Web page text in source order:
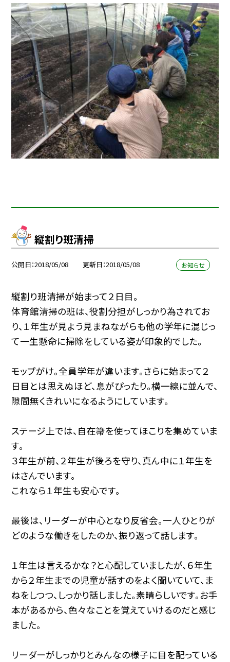
縦割り班清掃
公開日 2018/05/08 更新日 2018/05/08 お知らせ
縦割り班清掃が始まって２日目。
体育館清掃の班は、役割分担がしっかり為されてお
り、１年生が見よう見まねながらも他の学年に混じっ
て一生懸命に掃除をしている姿が印象的でした。
モップがけ。全員学年が違います。さらに始まって２
日目とは思えぬほど、息がぴったり。横一線に並んで、
隙間無くきれいになるようにしています。
ステージ上では、自在箒を使ってほこりを集めていま
す。
３年生が前、２年生が後ろを守り、真ん中に１年生を
はさんでいます。
これなら１年生も安心です。
最後は、リーダーが中心となり反省会。一人ひとりが
どのような働きをしたのか、振り返って話します。
１年生は言えるかな？と心配していましたが、６年生
から２年生までの児童が話すのをよく聞いていて、ま
ねをしつつ、しっかり話しました。素晴らしいです。お手
本があるから、色々なことを覚えていけるのだと感じ
ました。
リーダーがしっかりとみんなの様子に目を配っている